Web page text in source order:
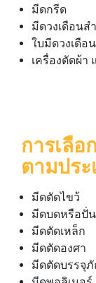
มีดกรีด
มีดวงเดือนส
ใบมีดวงเดือ
เครื่องตัดผ้า
การเลือ
ตามประ
มีดตัดไขว้
มีดบดหรือปั่น
มีดตัดเหล็ก
มีดตัดองศา
มีดตัดบรรจุ